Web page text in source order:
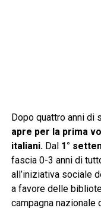
Dopo quattro anni di
apre per la prima
italiani.Dal 1°
fascia 0-3 anni di
all’iniziativa sociale
a favore delle
campagna nazionale